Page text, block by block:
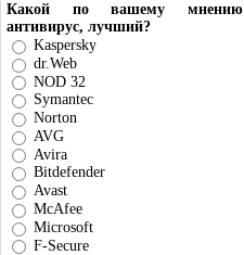
Какой по вашему мнению
антивирус, лучший?
Kaspersky
dr.Web
NOD 32
Symantec
Norton
AVG
Avira
Bitdefender
Avast
McAfee
Microsoft
F-Secure